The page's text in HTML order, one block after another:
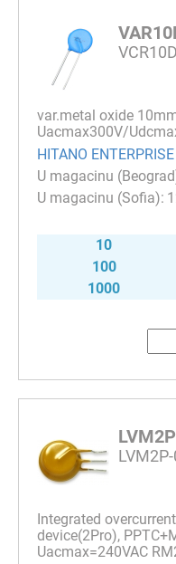
var.metal oxide
Uacmax300V/
HITANO ENTERPRISE
10
100
1000
Integrated
device(2Pro),
Uacmax=240VAC